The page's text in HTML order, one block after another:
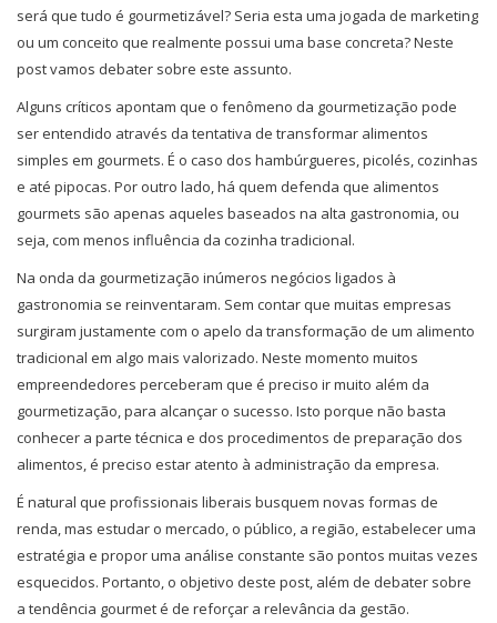
será que tudo é gourmetizável? Seria esta uma jogada de marketing
ou um conceito que realmente possui uma base concreta? Neste
post vamos debater sobre este assunto.
Alguns críticos apontam que o fenômeno da gourmetização pode
ser entendido através da tentativa de transformar alimentos
simples em gourmets. É o caso dos hambúrgueres, picolés, cozinhas
e até pipocas. Por outro lado, há quem defenda que alimentos
gourmets são apenas aqueles baseados na alta gastronomia, ou
seja, com menos influência da cozinha tradicional.
Na onda da gourmetização inúmeros negócios ligados à
gastronomia se reinventaram. Sem contar que muitas empresas
surgiram justamente com o apelo da transformação de um alimento
tradicional em algo mais valorizado. Neste momento muitos
empreendedores perceberam que é preciso ir muito além da
gourmetização, para alcançar o sucesso. Isto porque não basta
conhecer a parte técnica e dos procedimentos de preparação dos
alimentos, é preciso estar atento à administração da empresa.
É natural que profissionais liberais busquem novas formas de
renda, mas estudar o mercado, o público, a região, estabelecer uma
estratégia e propor uma análise constante são pontos muitas vezes
esquecidos. Portanto, o objetivo deste post, além de debater sobre
a tendência gourmet é de reforçar a relevância da gestão.